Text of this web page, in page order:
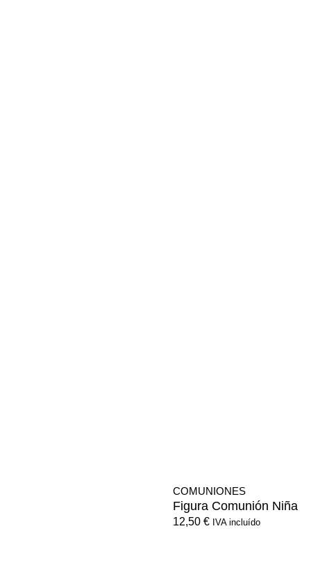
COMUNIONES
Figura Comunión Niña
12,50 € IVA incluído